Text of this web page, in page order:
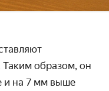
образом, он
и на 7 мм выше